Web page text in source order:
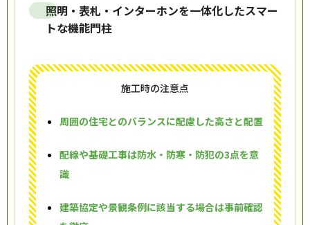
照明・表札・インターホンを一体化したスマー
トな機能門柱
施工時の注意点
周囲の住宅とのバランスに配慮した高さと配置
配線や基礎工事は防水・防寒・防犯の3点を意
識
建築協定や景観条例に該当する場合は事前確認